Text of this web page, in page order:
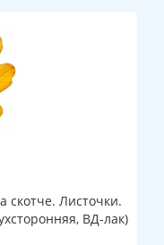
Листочки.
ВД-лак)